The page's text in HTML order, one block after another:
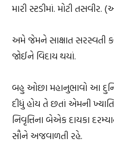
મારી સ્ટડીમાં. મોટી તસવીર.
અમે જેમને સાક્ષાત સરસ્વતી
જોઈને વિદાય થયાં.
બહુ ઓછા મહાનુભાવો આ
દીધું હોય તે છતાં એમની
નિવૃત્તિના બેએક દાયકા
સૌને અજવાળતી રહે.